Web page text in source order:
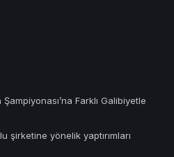
Şampiyonası’na Farklı Galibiyetle
şirketine yönelik yaptırımları